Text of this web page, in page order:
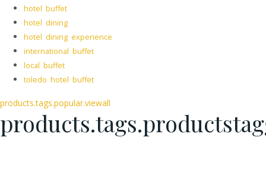
hotel buffet
hotel dining
hotel dining experience
international buffet
local buffet
toledo hotel buffet
products.tags.popular.viewall